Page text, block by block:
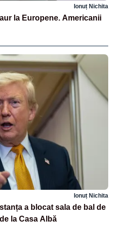
Ionuț Nichita
la Europene. Americanii
Ionuț Nichita
a blocat sala de bal de
la Casa Albă